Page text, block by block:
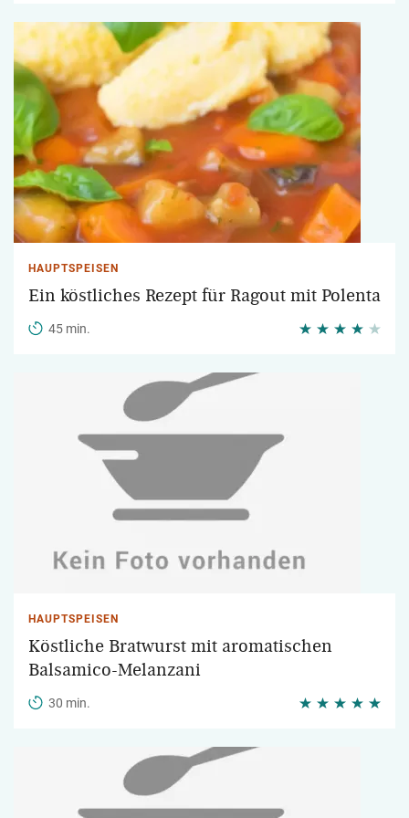
HAUPTSPEISEN
Ein köstliches Rezept für Ragout mit Polenta
45 min.
HAUPTSPEISEN
Köstliche Bratwurst mit aromatischen
Balsamico-Melanzani
30 min.